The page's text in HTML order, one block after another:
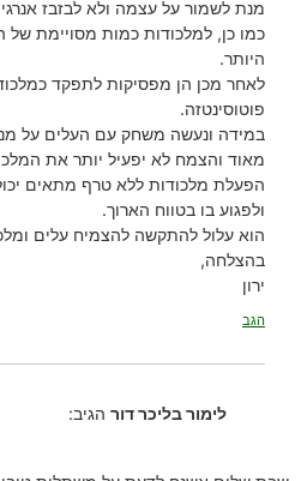
מנת לשמור על עצמה ולא לבזבז
כמו כן, למלכודות כמות מסויימת
היותר.
לאחר מכן הן מפסיקות לתפקד
פוטוסינטזה.
במידה ונעשה משחק עם העלים על
מאוד והצמח לא יפעיל יותר את
הפעלת מלכודות ללא טרף מתאים
ולפגוע בו בטווח הארוך.
הוא עלול להתקשה להצמיח עלים
בהצלחה,
ירון
הגב
לימור בליכר דור הגיב: